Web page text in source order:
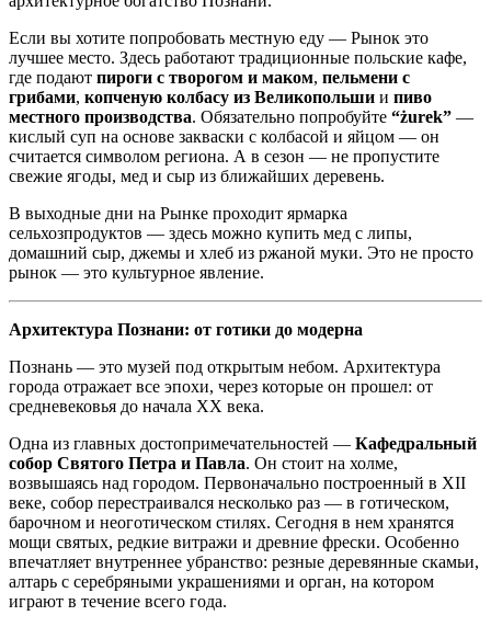
Если вы хотите попробовать местную еду — Рынок это
лучшее место. Здесь работают традиционные польские кафе,
где подают пироги с творогом и маком, пельмени с
грибами, копченую колбасу из Великопольши и пиво
местного производства. Обязательно попробуйте “żurek” —
кислый суп на основе закваски с колбасой и яйцом — он
считается символом региона. А в сезон — не пропустите
свежие ягоды, мед и сыр из ближайших деревень.
В выходные дни на Рынке проходит ярмарка
сельхозпродуктов — здесь можно купить мед с липы,
домашний сыр, джемы и хлеб из ржаной муки. Это не просто
рынок — это культурное явление.
Архитектура Познани: от готики до модерна
Познань — это музей под открытым небом. Архитектура
города отражает все эпохи, через которые он прошел: от
средневековья до начала XX века.
Одна из главных достопримечательностей — Кафедральный
собор Святого Петра и Павла. Он стоит на холме,
возвышаясь над городом. Первоначально построенный в XII
веке, собор перестраивался несколько раз — в готическом,
барочном и неоготическом стилях. Сегодня в нем хранятся
мощи святых, редкие витражи и древние фрески. Особенно
впечатляет внутреннее убранство: резные деревянные скамьи,
алтарь с серебряными украшениями и орган, на котором
играют в течение всего года.